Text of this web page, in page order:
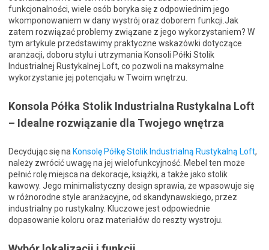
funkcjonalności, wiele osób boryka się z odpowiednim jego
wkomponowaniem w dany wystrój oraz doborem funkcji.Jak
zatem rozwiązać problemy związane z jego wykorzystaniem? W
tym artykule przedstawimy praktyczne wskazówki dotyczące
aranżacji, doboru stylu i utrzymania Konsoli Półki Stolik
Industrialnej Rustykalnej Loft, co pozwoli na maksymalne
wykorzystanie jej potencjału w Twoim wnętrzu.
Konsola Półka Stolik Industrialna Rustykalna Loft
– Idealne rozwiązanie dla Twojego wnętrza
Decydując się na Konsolę Półkę Stolik Industrialną Rustykalną Loft,
należy zwrócić uwagę na jej wielofunkcyjność. Mebel ten może
pełnić rolę miejsca na dekoracje, książki, a także jako stolik
kawowy. Jego minimalistyczny design sprawia, że wpasowuje się
w różnorodne style aranżacyjne, od skandynawskiego, przez
industrialny po rustykalny. Kluczowe jest odpowiednie
dopasowanie koloru oraz materiałów do reszty wystroju.